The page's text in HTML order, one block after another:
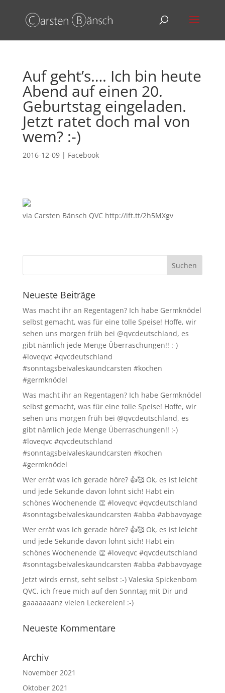
Auf geht’s…. Ich bin heute
Abend auf einen 20.
Geburtstag eingeladen.
Jetzt ratet doch mal von
wem? :-)
2016-12-09| Facebook
via Carsten Bänsch QVC http://ift.tt/2h5MXgv
Neueste Beiträge
Was macht ihr an Regentagen? Ich habe Germknödel
selbst gemacht, was für eine tolle Speise! Hoffe, wir
sehen uns morgen früh bei @qvcdeutschland, es
gibt nämlich jede Menge Überraschungen!! :-)
#loveqvc #qvcdeutschland
#sonntagsbeivaleskaundcarsten #kochen
#germknödel
Was macht ihr an Regentagen? Ich habe Germknödel
selbst gemacht, was für eine tolle Speise! Hoffe, wir
sehen uns morgen früh bei @qvcdeutschland, es
gibt nämlich jede Menge Überraschungen!! :-)
#loveqvc #qvcdeutschland
#sonntagsbeivaleskaundcarsten #kochen
#germknödel
Wer errät was ich gerade höre? 👍🥰 Ok, es ist leicht
und jede Sekunde davon lohnt sich! Habt ein
schönes Wochenende 👏 #loveqvc #qvcdeutschland
#sonntagsbeivaleskaundcarsten #abba #abbavoyage
Wer errät was ich gerade höre? 👍🥰 Ok, es ist leicht
und jede Sekunde davon lohnt sich! Habt ein
schönes Wochenende 👏 #loveqvc #qvcdeutschland
#sonntagsbeivaleskaundcarsten #abba #abbavoyage
Jetzt wirds ernst, seht selbst :-) Valeska Spickenbom
QVC, ich freue mich auf den Sonntag mit Dir und
gaaaaaaanz vielen Leckereien! :-)
Neueste Kommentare
Archiv
November 2021
Oktober 2021